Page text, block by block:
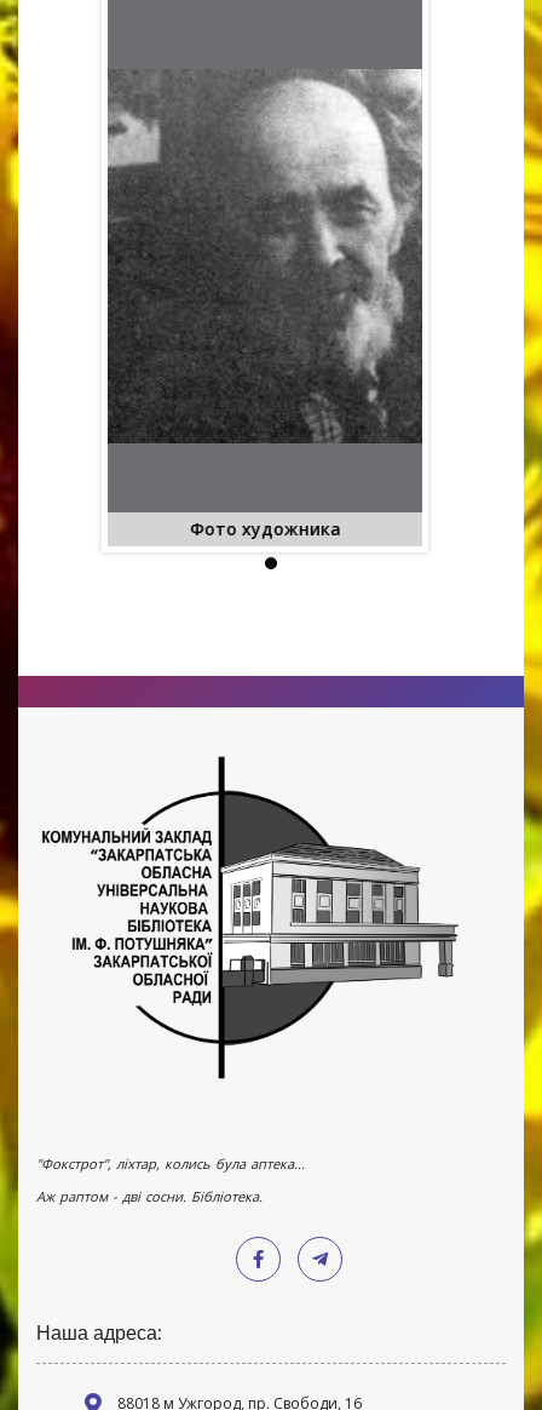
Фото художника
"Фокстрот", ліхтар, колись була аптека...
Аж раптом - дві сосни. Бібліотека.
Наша адреса:
88018 м Ужгород, пр. Свободи, 16